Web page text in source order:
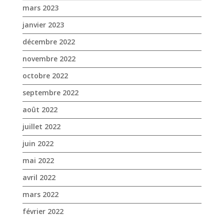
mars 2023
janvier 2023
décembre 2022
novembre 2022
octobre 2022
septembre 2022
août 2022
juillet 2022
juin 2022
mai 2022
avril 2022
mars 2022
février 2022